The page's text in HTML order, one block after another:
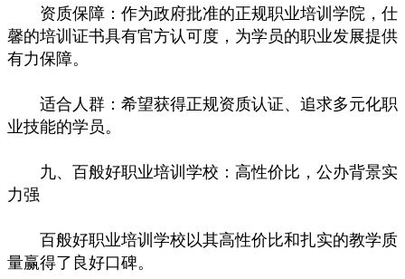
资质保障：作为政府批准的正规职业培训学院，仕
馨的培训证书具有官方认可度，为学员的职业发展提供
有力保障。
适合人群：希望获得正规资质认证、追求多元化职
业技能的学员。
九、百般好职业培训学校：高性价比，公办背景实
力强
百般好职业培训学校以其高性价比和扎实的教学质
量赢得了良好口碑。